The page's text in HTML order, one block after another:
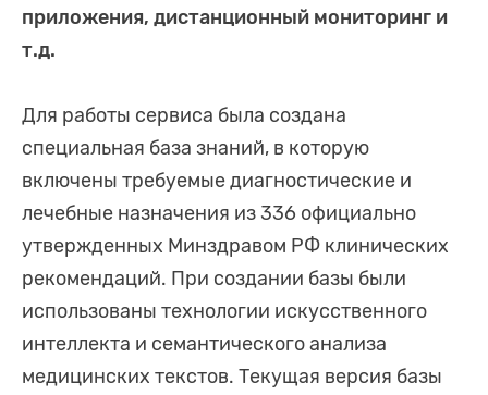
приложения, дистанционный мониторинг и
т.д.
Для работы сервиса была создана
специальная база знаний, в которую
включены требуемые диагностические и
лечебные назначения из 336 официально
утвержденных Минздравом РФ клинических
рекомендаций. При создании базы были
использованы технологии искусственного
интеллекта и семантического анализа
медицинских текстов. Текущая версия базы